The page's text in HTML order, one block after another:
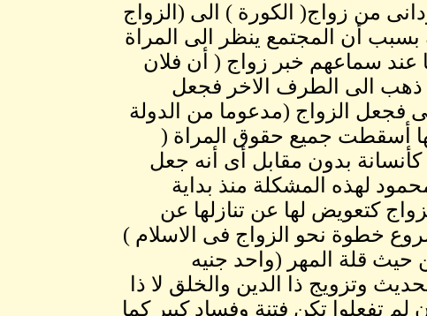
من زواج( الكورة ) الى (الزواج
بسبب أن المجتمع ينظر الى المراة
عند سماعهم خبر زواج ( أن فلان
ذهب الى الطرف الاخر فجعل
فجعل الزواج (مدعوما من الدولة
أسقطت جميع حقوق المراة (
كأنسانة بدون مقابل أى أنه جعل
لهذه المشكلة منذ بداية
كتعويض لها عن تنازلها عن
خطوة نحو الزواج فى الاسلام )
حيث قلة المهر (واحد جنيه
وتزويج ذا الدين والخلق لا ذا
تفعلوا تكن فتنة وفساد كبير كما